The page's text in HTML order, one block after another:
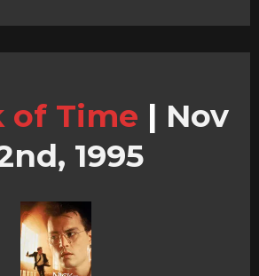
of Time | Nov
1995